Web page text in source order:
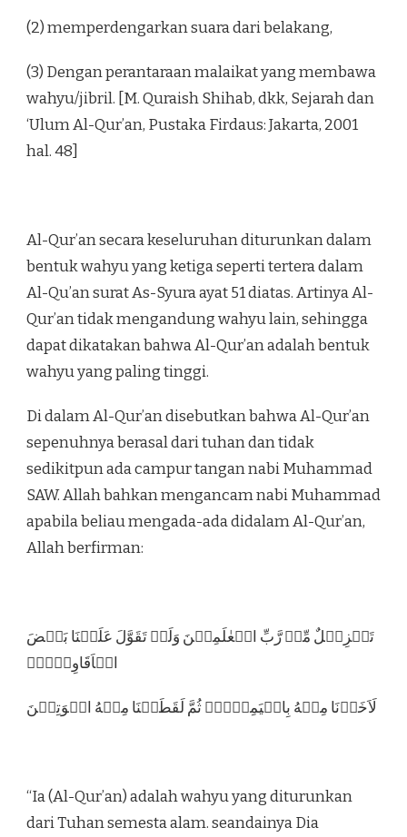
(2) memperdengarkan suara dari belakang,
(3) Dengan perantaraan malaikat yang membawa
wahyu/jibril. [M. Quraish Shihab, dkk, Sejarah dan
‘Ulum Al-Qur’an, Pustaka Firdaus: Jakarta, 2001
hal. 48]
Al-Qur’an secara keseluruhan diturunkan dalam
bentuk wahyu yang ketiga seperti tertera dalam
Al-Qu’an surat As-Syura ayat 51 diatas. Artinya Al-
Qur’an tidak mengandung wahyu lain, sehingga
dapat dikatakan bahwa Al-Qur’an adalah bentuk
wahyu yang paling tinggi.
Di dalam Al-Qur’an disebutkan bahwa Al-Qur’an
sepenuhnya berasal dari tuhan dan tidak
sedikitpun ada campur tangan nabi Muhammad
SAW. Allah bahkan mengancam nabi Muhammad
apabila beliau mengada-ada didalam Al-Qur’an,
Allah berfirman:
تَنۡزِيۡلٌ مِّنۡ رَّبِّ الۡعٰلَمِيۡنَ وَلَوۡ تَقَوَّلَ عَلَيۡنَا بَعۡضَ
الۡاَقَاوِيۡلِۙ‏
لَاَخَذۡنَا مِنۡهُ بِالۡيَمِيۡنِۙ ثُمَّ لَقَطَعۡنَا مِنۡهُ الۡوَتِيۡنَ
“Ia (Al-Qur’an) adalah wahyu yang diturunkan
dari Tuhan semesta alam. seandainya Dia